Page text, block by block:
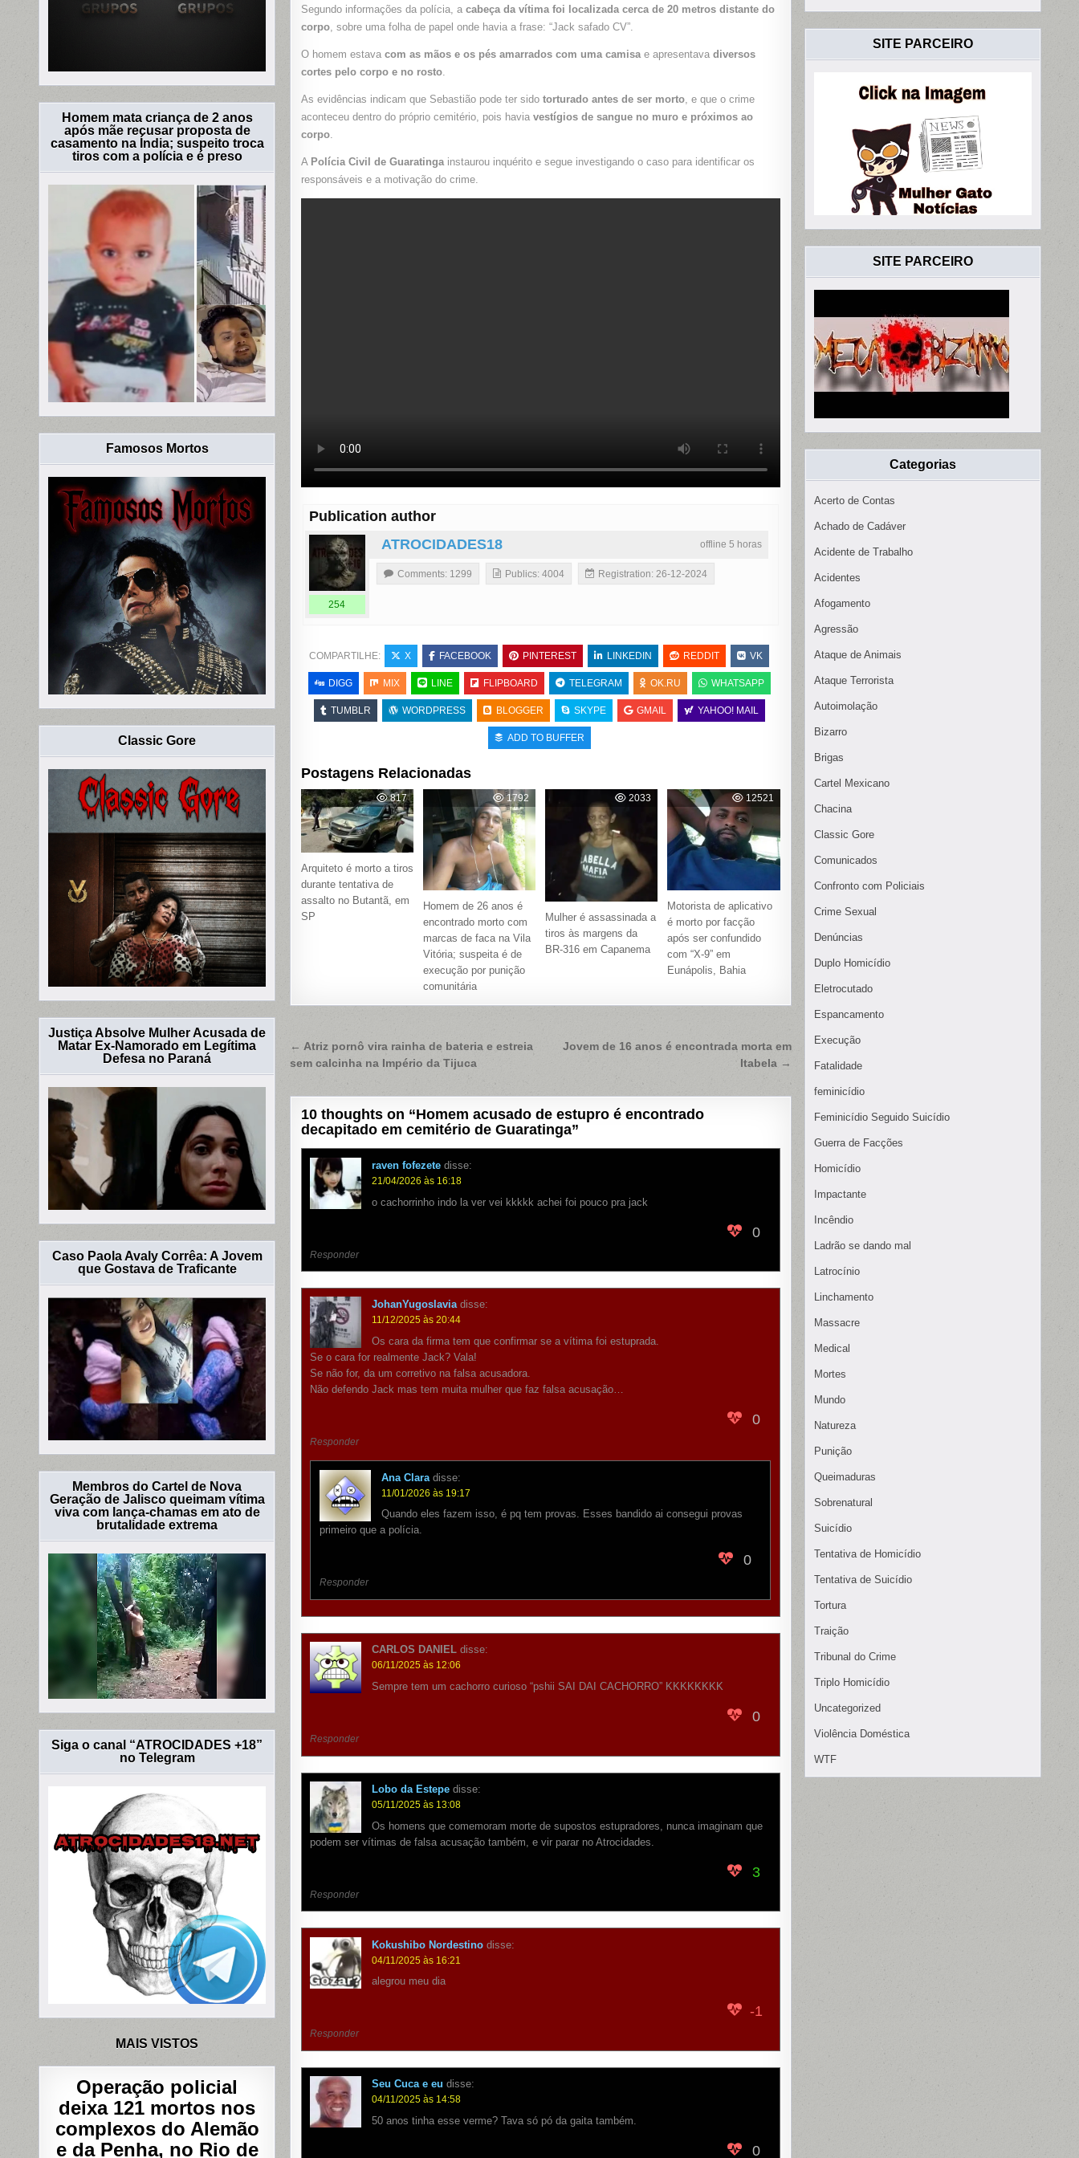
Segundo informações da polícia, a cabeça da vítima foi localizada cerca de 20 metros distante do
corpo, sobre uma folha de papel onde havia a frase: “Jack safado CV”.
O homem estava com as mãos e os pés amarrados com uma camisae apresentava diversos
cortes pelo corpo e no rosto.
As evidências indicam que Sebastião pode ter sido torturado antes de ser morto, e que o crime
aconteceu dentro do próprio cemitério, pois havia vestígios de sangue no muro e próximos ao
corpo.
A Polícia Civil de Guaratingainstaurou inquérito e segue investigando o caso para identificar os
responsáveis e a motivação do crime.
Publication author
offline 5 horas
ATROCIDADES18
254
Comments: 1299 Publics: 4004 Registration: 26-12-2024
COMPARTILHE: X FACEBOOK PINTEREST LINKEDIN REDDIT VK
DIGG MIX LINE FLIPBOARD TELEGRAM OK.RU WHATSAPP
TUMBLR WORDPRESS BLOGGER SKYPE GMAIL YAHOO! MAIL
ADD TO BUFFER
Postagens Relacionadas
817
Arquiteto é morto a tiros
durante tentativa de
assalto no Butantã, em
SP
1792
Homem de 26 anos é
encontrado morto com
marcas de faca na Vila
Vitória; suspeita é de
execução por punição
comunitária
2033
Mulher é assassinada a
tiros às margens da
BR-316 em Capanema
12521
Motorista de aplicativo
é morto por facção
após ser confundido
com “X-9” em
Eunápolis, Bahia
Navegação
de
Post
Jovem de 16 anos é encontrada morta em
Itabela →
← Atriz pornô vira rainha de bateria e estreia
sem calcinha na Império da Tijuca
10 thoughts on “Homem acusado de estupro é encontrado
decapitado em cemitério de Guaratinga”
raven fofezete disse:
21/04/2026 às 16:18
o cachorrinho indo la ver vei kkkkk achei foi pouco pra jack
0
Responder
JohanYugoslavia disse:
11/12/2025 às 20:44
Os cara da firma tem que confirmar se a vítima foi estuprada.
Se o cara for realmente Jack? Vala!
Se não for, da um corretivo na falsa acusadora.
Não defendo Jack mas tem muita mulher que faz falsa acusação…
0
Responder
Ana Clara disse:
11/01/2026 às 19:17
Quando eles fazem isso, é pq tem provas. Esses bandido ai consegui provas
primeiro que a polícia.
0
Responder
CARLOS DANIEL disse:
06/11/2025 às 12:06
Sempre tem um cachorro curioso “pshii SAI DAI CACHORRO” KKKKKKKK
0
Responder
Lobo da Estepe disse:
05/11/2025 às 13:08
Os homens que comemoram morte de supostos estupradores, nunca imaginam que
podem ser vítimas de falsa acusação também, e vir parar no Atrocidades.
3
Responder
Kokushibo Nordestino disse:
04/11/2025 às 16:21
alegrou meu dia
-1
Responder
Seu Cuca e eu disse:
04/11/2025 às 14:58
50 anos tinha esse verme? Tava só pó da gaita também.
0
Homem mata criança de 2 anos
após mãe recusar proposta de
casamento na Índia; suspeito troca
tiros com a polícia e é preso
Famosos Mortos
Classic Gore
Justiça Absolve Mulher Acusada de
Matar Ex-Namorado em Legítima
Defesa no Paraná
Caso Paola Avaly Corrêa: A Jovem
que Gostava de Traficante
Membros do Cartel de Nova
Geração de Jalisco queimam vítima
viva com lança-chamas em ato de
brutalidade extrema
Siga o canal “ATROCIDADES +18”
no Telegram
MAIS VISTOS
Operação policial
deixa 121 mortos nos
complexos do Alemão
e da Penha, no Rio de
SITE PARCEIRO
SITE PARCEIRO
Categorias
Acerto de Contas
Achado de Cadáver
Acidente de Trabalho
Acidentes
Afogamento
Agressão
Ataque de Animais
Ataque Terrorista
Autoimolação
Bizarro
Brigas
Cartel Mexicano
Chacina
Classic Gore
Comunicados
Confronto com Policiais
Crime Sexual
Denúncias
Duplo Homicídio
Eletrocutado
Espancamento
Execução
Fatalidade
feminicídio
Feminicídio Seguido Suicídio
Guerra de Facções
Homicídio
Impactante
Incêndio
Ladrão se dando mal
Latrocínio
Linchamento
Massacre
Medical
Mortes
Mundo
Natureza
Punição
Queimaduras
Sobrenatural
Suicídio
Tentativa de Homicídio
Tentativa de Suicídio
Tortura
Traição
Tribunal do Crime
Triplo Homicídio
Uncategorized
Violência Doméstica
WTF